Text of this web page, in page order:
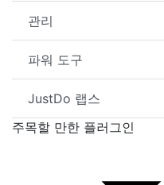
관리
파워 도구
JustDo 랩스
주목할 만한 플러그인